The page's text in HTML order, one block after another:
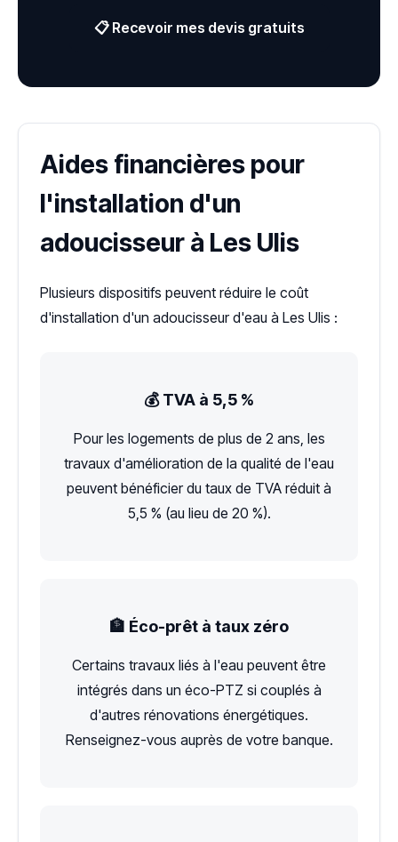
📋 Recevoir mes devis gratuits
Aides financières pour
l'installation d'un
adoucisseur à Les Ulis
Plusieurs dispositifs peuvent réduire le coût
d'installation d'un adoucisseur d'eau à Les Ulis :
💰 TVA à 5,5 %
Pour les logements de plus de 2 ans, les
travaux d'amélioration de la qualité de l'eau
peuvent bénéficier du taux de TVA réduit à
5,5 % (au lieu de 20 %).
🏦 Éco-prêt à taux zéro
Certains travaux liés à l'eau peuvent être
intégrés dans un éco-PTZ si couplés à
d'autres rénovations énergétiques.
Renseignez-vous auprès de votre banque.